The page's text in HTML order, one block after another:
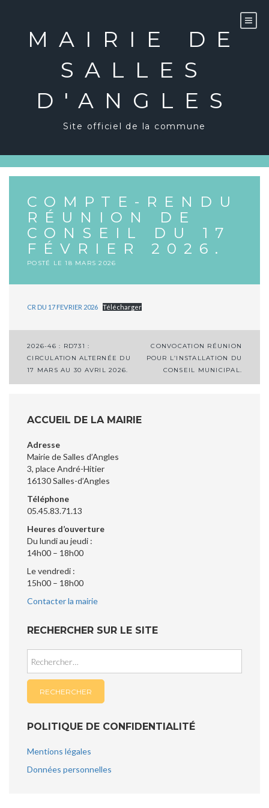
MAIRIE DE
SALLES
D'ANGLES
Site officiel de la commune
COMPTE-RENDU
RÉUNION DE
CONSEIL DU 17
FÉVRIER 2026.
POSTÉ LE18 MARS 2026
CR DU 17 FEVRIER 2026 Télécharger
Navigation
de
l’article
2026-46 : RD731 :
CIRCULATION ALTERNÉE DU
17 MARS AU 30 AVRIL 2026.
CONVOCATION RÉUNION
POUR L’INSTALLATION DU
CONSEIL MUNICIPAL.
ACCUEIL DE LA MAIRIE
Adresse
Mairie de Salles d’Angles
3, place André-Hitier
16130 Salles-d’Angles
Téléphone
05.45.83.71.13
Heures d’ouverture
Du lundi au jeudi :
14h00 – 18h00
Le vendredi :
15h00 – 18h00
Contacter la mairie
RECHERCHER SUR LE SITE
POLITIQUE DE CONFIDENTIALITÉ
Mentions légales
Données personnelles